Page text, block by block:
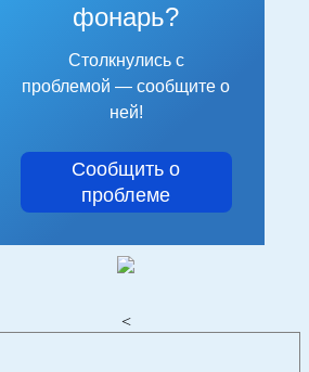
фонарь?
Столкнулись с
проблемой — сообщите о
ней!
Сообщить о
проблеме
<